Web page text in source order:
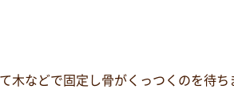
などで固定し骨がくっつくのを待ち